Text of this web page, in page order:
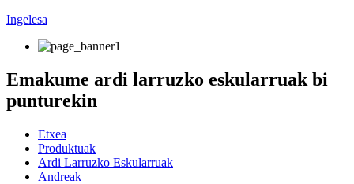
Ingelesa
Emakume ardi larruzko eskularruak bi
punturekin
Etxea
Produktuak
Ardi Larruzko Eskularruak
Andreak